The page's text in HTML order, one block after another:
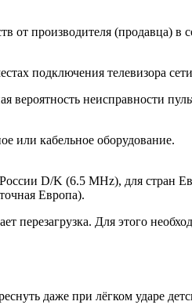
от производителя (продавца) в
подключения телевизора
неисправности
или кабельное оборудование.
России D/K (6.5 MHz), для стран
Европа).
перезагрузка. Для этого
даже при лёгком ударе